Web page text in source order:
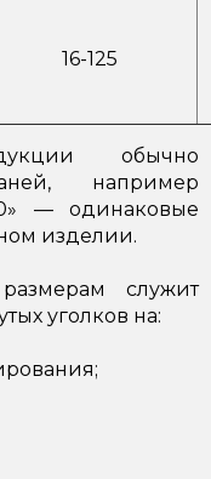
16-125
обычно
например
— одинаковые
изделии.
служит
уголков на: